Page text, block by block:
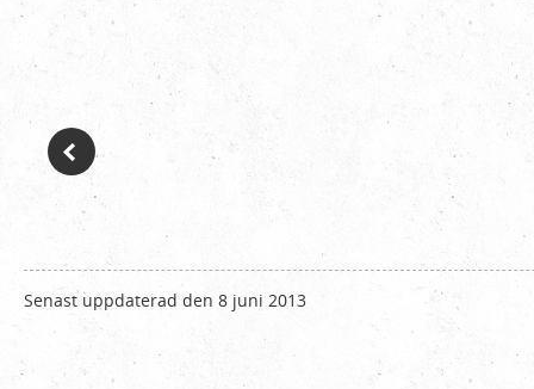
Senast uppdaterad den 8 juni 2013